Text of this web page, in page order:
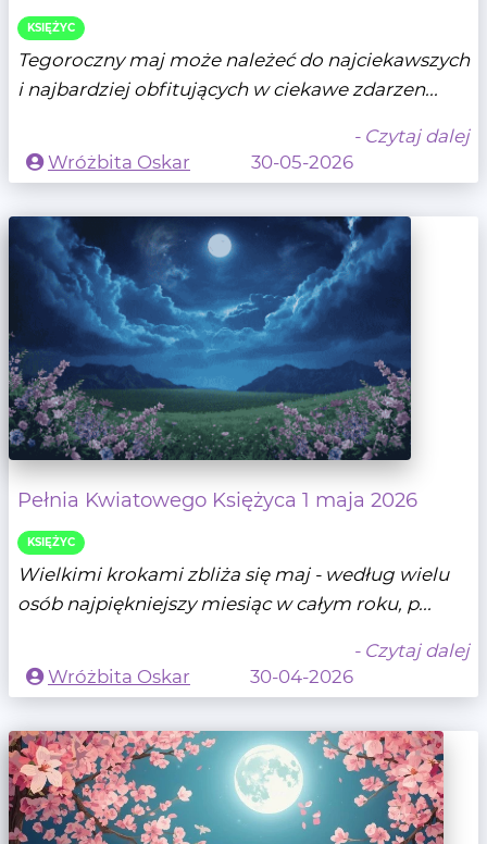
KSIĘŻYC
Tegoroczny maj może należeć do najciekawszych
i najbardziej obfitujących w ciekawe zdarzen...
- Czytaj dalej
Wróżbita Oskar
30-05-2026
Pełnia Kwiatowego Księżyca 1 maja 2026
KSIĘŻYC
Wielkimi krokami zbliża się maj - według wielu
osób najpiękniejszy miesiąc w całym roku, p...
- Czytaj dalej
Wróżbita Oskar
30-04-2026